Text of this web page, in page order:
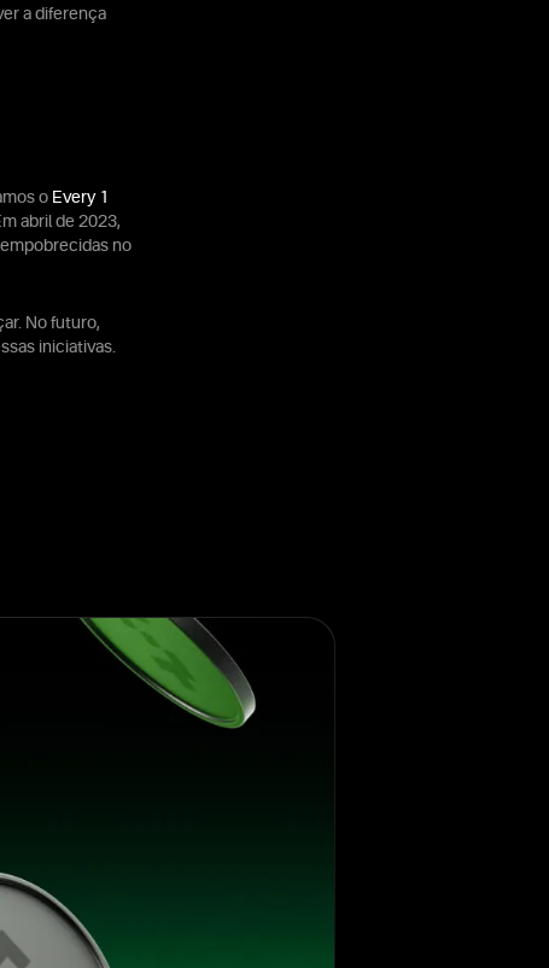
a diferença
o Every 1
abril de 2023,
no
No futuro,
iniciativas.